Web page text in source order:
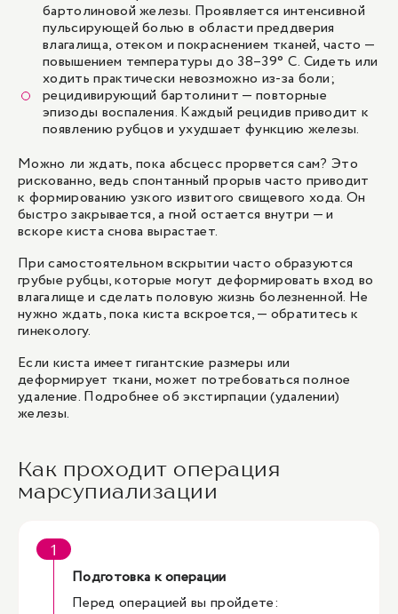
бартолиновой железы. Проявляется интенсивной
пульсирующей болью в области преддверия
влагалища, отеком и покраснением тканей, часто —
повышением температуры до 38–39° C. Сидеть или
ходить практически невозможно из-за боли;
рецидивирующий бартолинит — повторные
эпизоды воспаления. Каждый рецидив приводит к
появлению рубцов и ухудшает функцию железы.
Можно ли ждать, пока абсцесс прорвется сам? Это
рискованно, ведь спонтанный прорыв часто приводит
к формированию узкого извитого свищевого хода. Он
быстро закрывается, а гной остается внутри — и
вскоре киста снова вырастает.
При самостоятельном вскрытии часто образуются
грубые рубцы, которые могут деформировать вход во
влагалище и сделать половую жизнь болезненной. Не
нужно ждать, пока киста вскроется, — обратитесь к
гинекологу.
Если киста имеет гигантские размеры или
деформирует ткани, может потребоваться полное
удаление. Подробнее об экстирпации(удалении)
железы.
Как проходит операция
марсупиализации
Подготовка к операции
Перед операцией вы пройдете: